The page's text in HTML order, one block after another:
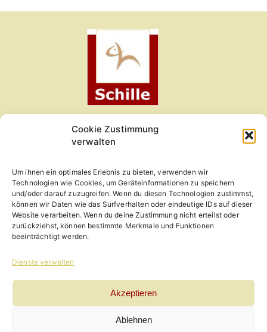
Cookie Zustimmung
verwalten
Um ihnen ein optimales Erlebnis zu bieten, verwenden wir
Technologien wie Cookies, um Geräteinformationen zu speichern
und/oder darauf zuzugreifen. Wenn du diesen Technologien zustimmst,
können wir Daten wie das Surfverhalten oder eindeutige IDs auf dieser
Website verarbeiten. Wenn du deine Zustimmung nicht erteilst oder
zurückziehst, können bestimmte Merkmale und Funktionen
beeinträchtigt werden.
Dienste verwalten
Akzeptieren
Ablehnen
Kleintierzentrum am Obermain
96215 Lichtenfels
09571-6060
© 2013 - 2026 Copyright Kleintierzentrum am Obermain •